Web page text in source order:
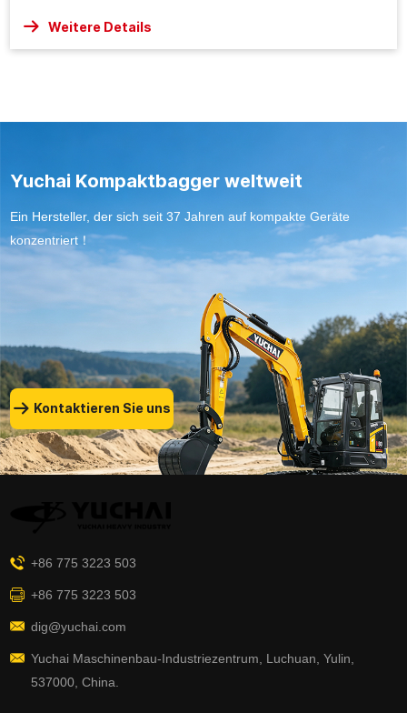
Weitere Details
Yuchai Kompaktbagger weltweit
Ein Hersteller, der sich seit 37 Jahren auf kompakte Geräte
konzentriert！
Kontaktieren Sie uns
+86 775 3223 503
+86 775 3223 503
dig@yuchai.com
Yuchai Maschinenbau-Industriezentrum, Luchuan, Yulin,
537000, China.